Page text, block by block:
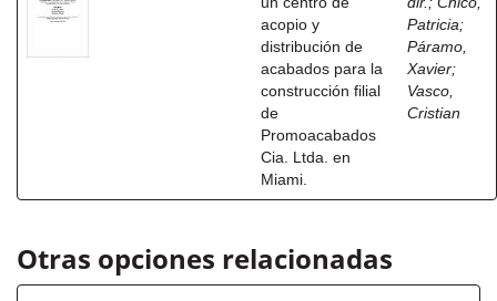
acopio y
distribución de
acabados para la
construcción filial
de
Promoacabados
Cia. Ltda. en
Miami.
Patricia;
Páramo,
Xavier;
Vasco,
Cristian
Otras opciones relacionadas